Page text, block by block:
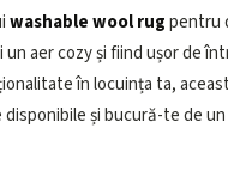
washable wool rugpentru
aer cozy și fiind ușor de
în locuința ta,
și bucură-te de